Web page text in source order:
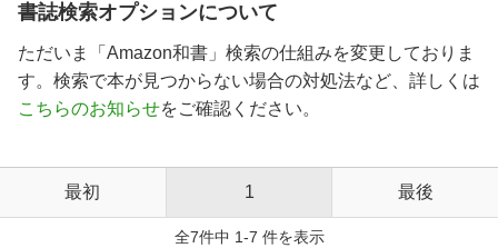
書誌検索オプションについて
ただいま「Amazon和書」検索の仕組みを変更しておりま
す。検索で本が見つからない場合の対処法など、詳しくは
こちらのお知らせをご確認ください。
最初 1 最後
全7件中 1-7 件を表示